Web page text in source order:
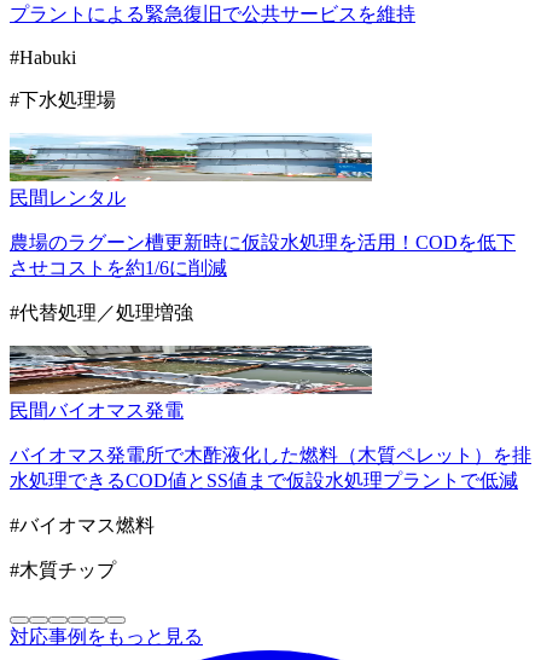
プラントによる緊急復旧で公共サービスを維持
#Habuki
#下水処理場
民間 レンタル
農場のラグーン槽更新時に仮設水処理を活用！CODを低下
させコストを約1/6に削減
#代替処理／処理増強
民間バイオマス発電
バイオマス発電所で木酢液化した燃料（木質ペレット）を排
水処理できるCOD値とSS値まで仮設水処理プラントで低減
#バイオマス燃料
#木質チップ
対応事例をもっと見る